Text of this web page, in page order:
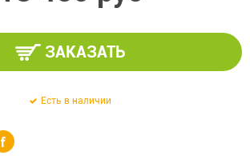
ЗАКАЗАТЬ
Есть в наличии